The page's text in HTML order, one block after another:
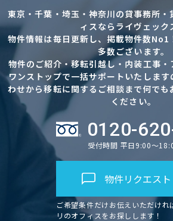
東京・千葉・埼玉・神奈川の貸事務所・
ィスならライヴェック
物件情報は毎日更新し、掲載物件数No1
多数ございます。
物件のご紹介・移転引越し・内装工事・
ワンストップで一括サポートいたしま
わせから移転に関するご相談まで何でも
ください。
0120-
受付時間 平日9:00～
物件リクエスト
ご希望条件だけお伝えいただけれ
リのオフィスをお探しします！